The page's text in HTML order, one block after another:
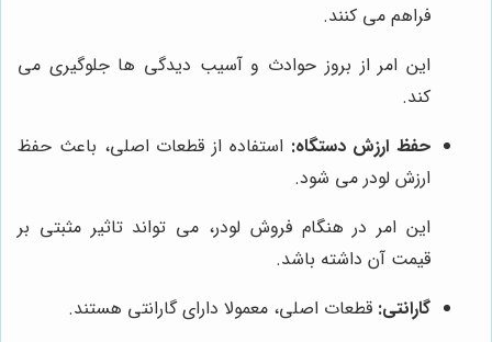
فراهم می کنند.
این امر از بروز حوادث و آسیب دیدگی ها جلوگیری می
کند.
حفظ ارزش دستگاه: استفاده از قطعات اصلی، باعث حفظ
ارزش لودر می شود.
این امر در هنگام فروش لودر، می تواند تاثیر مثبتی بر
قیمت آن داشته باشد.
گارانتی: قطعات اصلی، معمولا دارای گارانتی هستند.